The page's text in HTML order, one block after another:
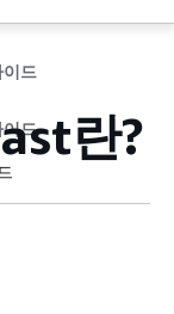
드
드 란?